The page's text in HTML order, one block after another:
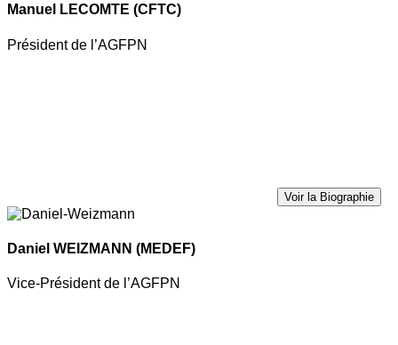
Manuel LECOMTE (CFTC)
Président de l’AGFPN
Voir la Biographie
Daniel WEIZMANN (MEDEF)
Vice-Président de l’AGFPN